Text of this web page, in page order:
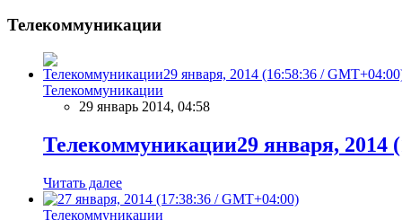
Телекоммуникации
Телекоммуникации
29 январь 2014, 04:58
Телекоммуникации29 января, 2014
Читать далее
Телекоммуникации